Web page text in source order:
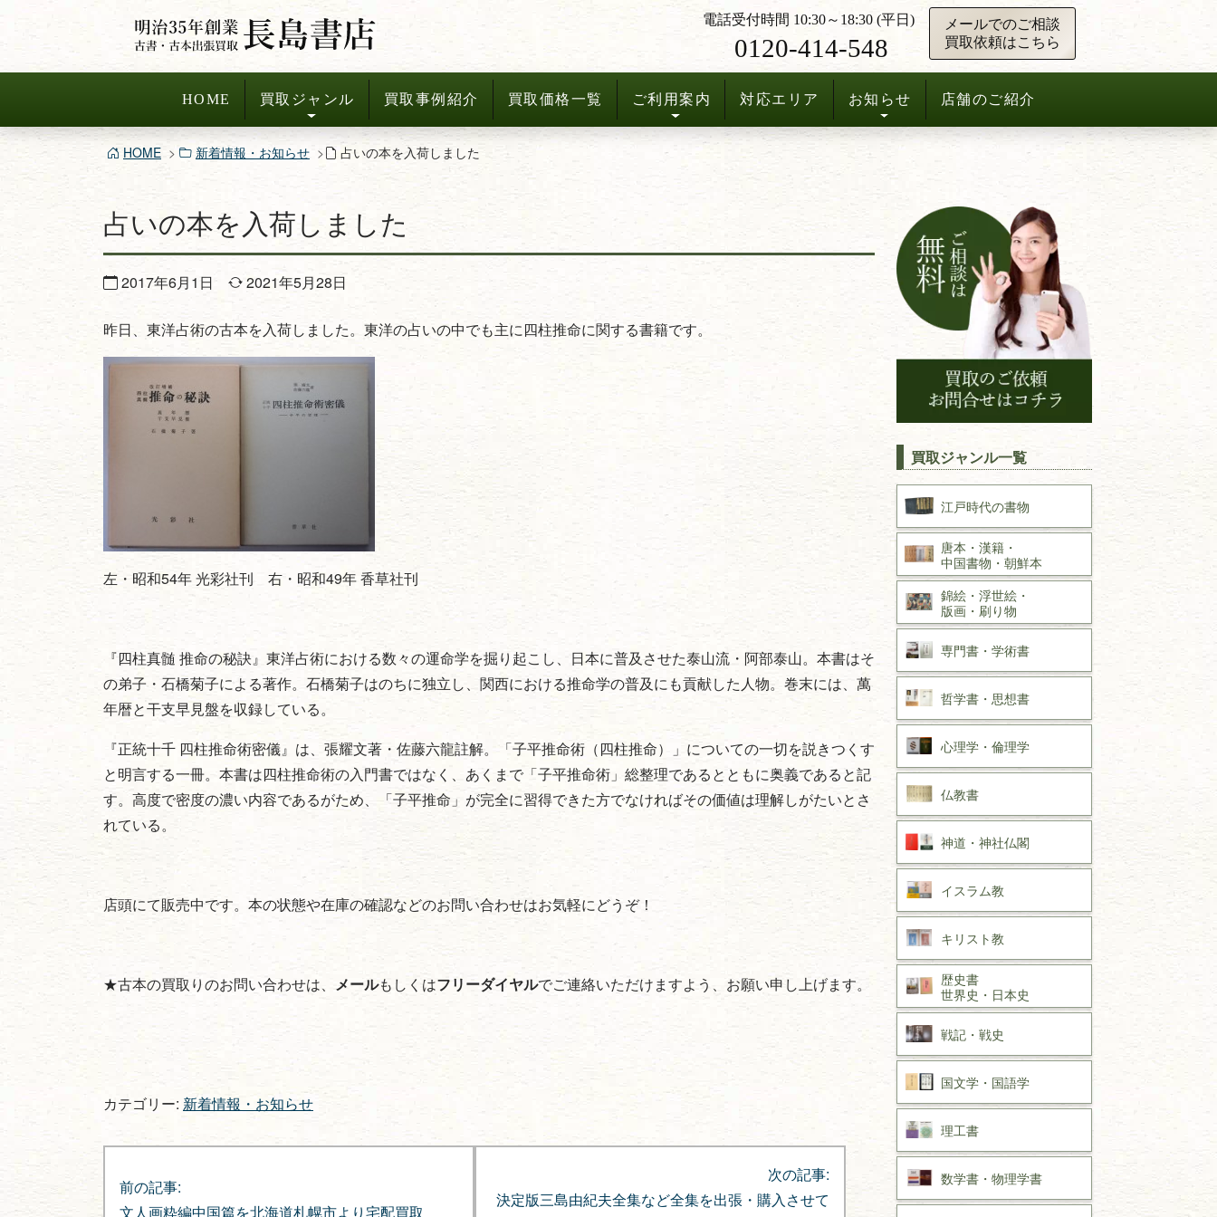
へ
HOME 買取ジャンル 買取事例紹介 買取価格一覧 ご利用案内 対応エリア お知らせ 店舗のご紹介
電話受付時間 10:30～18:30 (平日)
0120-414-548
メールでのご相談
買取依頼はこちら
HOME 新着情報・お知らせ 占いの本を入荷しました
占いの本を入荷しました
2017年6月1日 2021年5月28日
昨日、東洋占術の古本を入荷しました。東洋の占いの中でも主に四柱推命に関する書籍です。
左・昭和54年 光彩社刊 右・昭和49年 香草社刊
『四柱真髄 推命の秘訣』東洋占術における数々の運命学を掘り起こし、日本に普及させた泰山流・阿部泰山。本書はそ
の弟子・石橋菊子による著作。石橋菊子はのちに独立し、関西における推命学の普及にも貢献した人物。巻末には、萬
年暦と干支早見盤を収録している。
『正統十千 四柱推命術密儀』は、張耀文著・佐藤六龍註解。「子平推命術（四柱推命）」についての一切を説きつくす
と明言する一冊。本書は四柱推命術の入門書ではなく、あくまで「子平推命術」総整理であるとともに奥義であると記
す。高度で密度の濃い内容であるがため、「子平推命」が完全に習得できた方でなければその価値は理解しがたいとさ
れている。
店頭にて販売中です。本の状態や在庫の確認などのお問い合わせはお気軽にどうぞ！
★古本の買取りのお問い合わせは、 メールもしくはフリーダイヤルでご連絡いただけますよう、お願い申し上げます。
カテゴリー: 新着情報・お知らせ
投
稿
前の記事:
文人画粋編中国篇を北海道札幌市より宅配買取
次の記事:
決定版三島由紀夫全集など全集を出張・購入させて
買取ジャンル一覧
江戸時代の書物
唐本・漢籍・
中国書物・朝鮮本
錦絵・浮世絵・
版画・刷り物
専門書・ 学術書
哲学書・思想書
心理学・倫理学
仏教書
神道・神社仏閣
イスラム教
キリスト教
歴史書
世界史・ 日本史
戦記・戦史
国文学・ 国語学
理工書
数学書・ 物理学書